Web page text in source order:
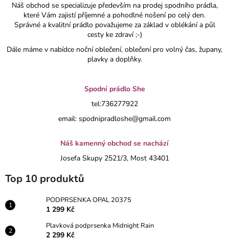
Náš obchod se specializuje především na prodej spodního prádla,
které Vám zajistí příjemné a pohodlné nošení po celý den.
Správné a kvalitní prádlo považujeme za základ v oblékání a půl
cesty ke zdraví ;-)
Dále máme v nabídce noční oblečení, oblečení pro volný čas, župany,
plavky a doplňky.
Spodní prádlo She
tel:736277922
email: spodnipradloshe@gmail.com
Náš kamenný obchod se nachází
Josefa Skupy 2521/3, Most 43401
Top 10 produktů
PODPRSENKA OPAL 20375
1 299 Kč
Plavková podprsenka Midnight Rain
2 299 Kč